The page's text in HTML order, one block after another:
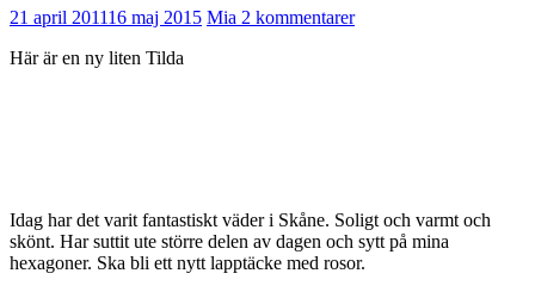
21 april 201116 maj 2015 Mia 2 kommentarer
Här är en ny liten Tilda
Idag har det varit fantastiskt väder i Skåne. Soligt och varmt och
skönt. Har suttit ute större delen av dagen och sytt på mina
hexagoner. Ska bli ett nytt lapptäcke med rosor.